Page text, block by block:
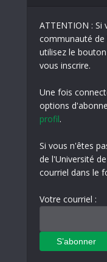
ATTENTION :
communauté de
utilisez le
vous inscrire.
Une fois
options
profil.
Si vous n'êtes
de l'Université
courriel dans le
Votre courriel :